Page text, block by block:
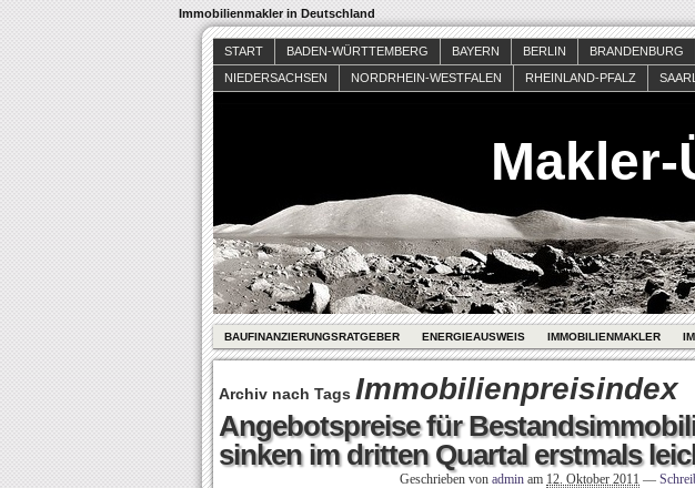
Immobilienmakler in Deutschland
START BADEN-WÜRTTEMBERG BAYERN BERLIN BRANDENBURG
NIEDERSACHSEN
NORDRHEIN-WESTFALEN RHEINLAND-PFALZ
BAUFINANZIERUNGSRATGEBER ENERGIEAUSWEIS IMMOBILIENMAKLER
Archiv nach Tags Immobilienpreisindex
Angebotspreise für
sinken im dritten Quartal erstmals
Geschrieben von admin am 12. Oktober 2011 —